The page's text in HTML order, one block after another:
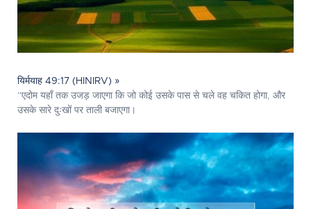
यिर्मयाह 49:17 (HINIRV) »
“एदोम यहाँ तक उजड़ जाएगा कि जो कोई उसके पास से चले वह चकित होगा, और
उसके सारे दुःखों पर ताली बजाएगा।